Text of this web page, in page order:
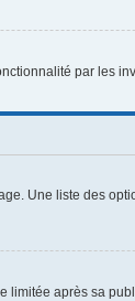
par les
Une liste des
limitée après sa